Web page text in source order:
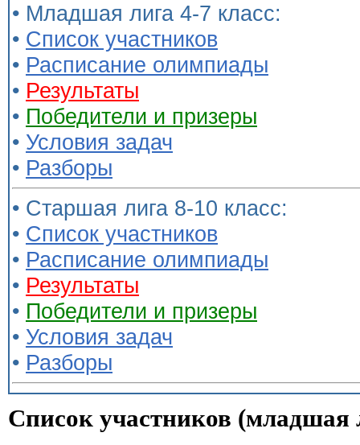
• Младшая лига 4-7 класс:
• Список участников
• Расписание олимпиады
• Результаты
• Победители и призеры
• Условия задач
• Разборы
• Старшая лига 8-10 класс:
• Список участников
• Расписание олимпиады
• Результаты
• Победители и призеры
• Условия задач
• Разборы
Список участников (младшая